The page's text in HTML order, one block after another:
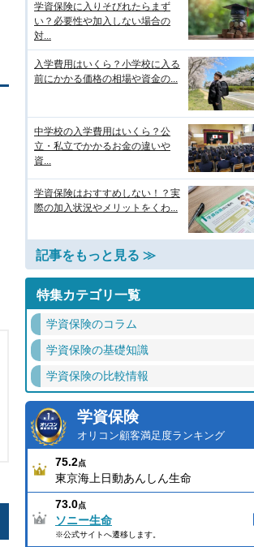
学資保険に入りそびれたらまず
い？必要性や加入しない場合の
対...
入学費用はいくら？小学校に入る
前にかかる価格の相場や資金の...
中学校の入学費用はいくら？公
立・私立でかかるお金の違いや
資...
学資保険はおすすめしない！？実
際の加入状況やメリットをくわ...
記事をもっと見る ≫
特集カテゴリ一覧
学資保険のコラム
学資保険の基礎知識
学資保険の比較情報
学資保険
オリコン顧客満足度ランキング
75.2点
東京海上日動あんしん生命
73.0点
ソニー生命
※公式サイトへ遷移します。